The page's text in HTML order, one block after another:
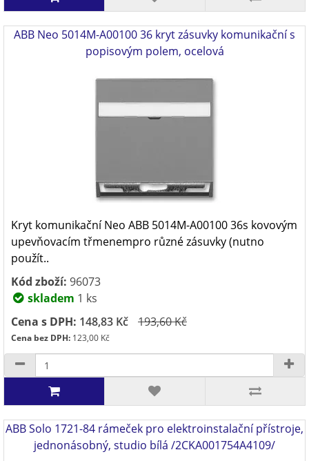
ABB Neo 5014M-A00100 36 kryt zásuvky komunikační s
popisovým polem, ocelová
Kryt komunikační Neo ABB 5014M-A00100 36s kovovým
upevňovacím třmenempro různé zásuvky (nutno
použít..
Kód zboží: 96073
skladem 1 ks
Cena s DPH: 148,83 Kč 193,60 Kč
Cena bez DPH: 123,00 Kč
ABB Solo 1721-84 rámeček pro elektroinstalační přístroje,
jednonásobný, studio bílá /2CKA001754A4109/